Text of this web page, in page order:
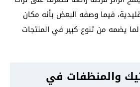
فيما وصفه البعض بأنه مكان
يضمه من تنوع كبير في المنتجات
والمنظفات في